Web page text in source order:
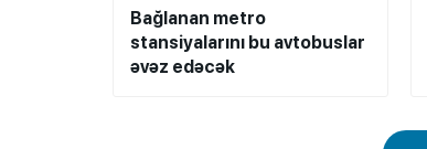
Bağlanan metro
stansiyalarını bu avtobuslar
əvəz edəcək